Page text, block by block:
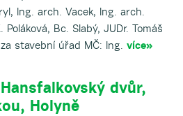
Ing. arch. Vacek, Ing. arch.
Bc. Slabý, JUDr. Tomáš
stavební úřad MČ: Ing. více»
dvůr,
Holyně